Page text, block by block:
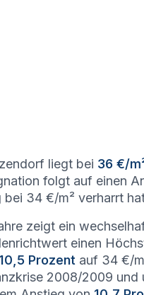
liegt bei 36 €/
folgt auf einen
34 €/m² verharrt
zeigt ein
einen
10,5 Prozent auf 34 €/
2008/2009 und